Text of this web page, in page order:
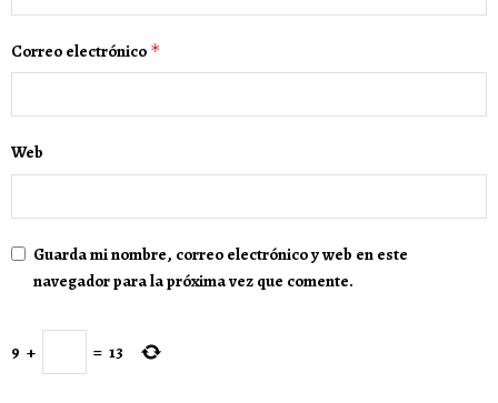
Correo electrónico *
Web
Guarda mi nombre, correo electrónico y web en este
navegador para la próxima vez que comente.
9 + = 13